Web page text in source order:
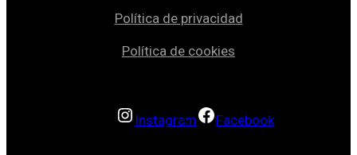
Política de privacidad
Política de cookies
Instagram Facebook